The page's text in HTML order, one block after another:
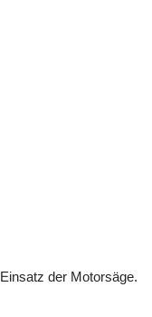
Einsatz der Motorsäge.